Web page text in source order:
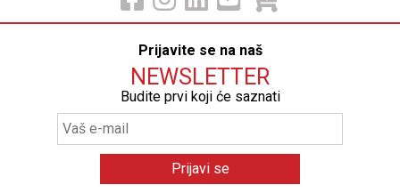
Prijavite se na naš
NEWSLETTER
Budite prvi koji će saznati